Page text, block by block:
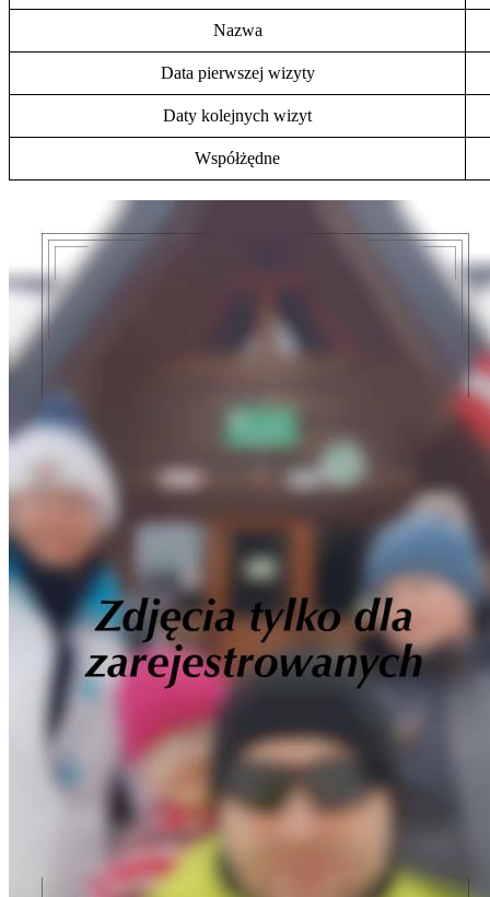
Nazwa
Data pierwszej wizyty
Daty kolejnych wizyt
Współżędne